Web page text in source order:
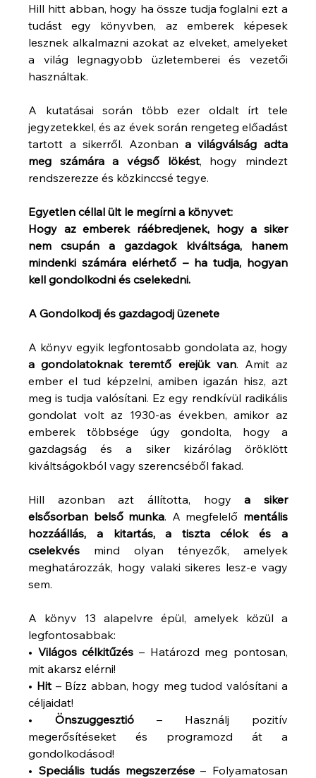
Hill hitt abban, hogy ha össze tudja foglalni ezt a
tudást egy könyvben, az emberek képesek
lesznek alkalmazni azokat az elveket, amelyeket
a világ legnagyobb üzletemberei és vezetői
használtak.
A kutatásai során több ezer oldalt írt tele
jegyzetekkel, és az évek során rengeteg előadást
tartott a sikerről. Azonban a világválság adta
meg számára a végső lökést, hogy mindezt
rendszerezze és közkinccsé tegye.
Egyetlen céllal ült le megírni a könyvet:
Hogy az emberek ráébredjenek, hogy a siker
nem csupán a gazdagok kiváltsága, hanem
mindenki számára elérhető – ha tudja, hogyan
kell gondolkodni és cselekedni.
A Gondolkodj és gazdagodj üzenete
a gondolatoknak teremtő erejük van. Amit az
ember el tud képzelni, amiben igazán hisz, azt
meg is tudja valósítani. Ez egy rendkívül radikális
gondolat volt az 1930-as években, amikor az
emberek többsége úgy gondolta, hogy a
gazdagság és a siker kizárólag öröklött
kiváltságokból vagy szerencséből fakad.
Hill azonban azt állította, hogy a siker
elsősorban belső munka. A megfelelő mentális
hozzáállás, a kitartás, a tiszta célok és a
cselekvés mind olyan tényezők, amelyek
meghatározzák, hogy valaki sikeres lesz-e vagy
sem.
A könyv 13 alapelvre épül, amelyek közül a
legfontosabbak:
• Világos célkitűzés – Határozd meg pontosan,
mit akarsz elérni!
• Hit – Bízz abban, hogy meg tudod valósítani a
céljaidat!
• Önszuggesztió – Használj pozitív
megerősítéseket és programozd át a
gondolkodásod!
• Speciális tudás megszerzése – Folyamatosan